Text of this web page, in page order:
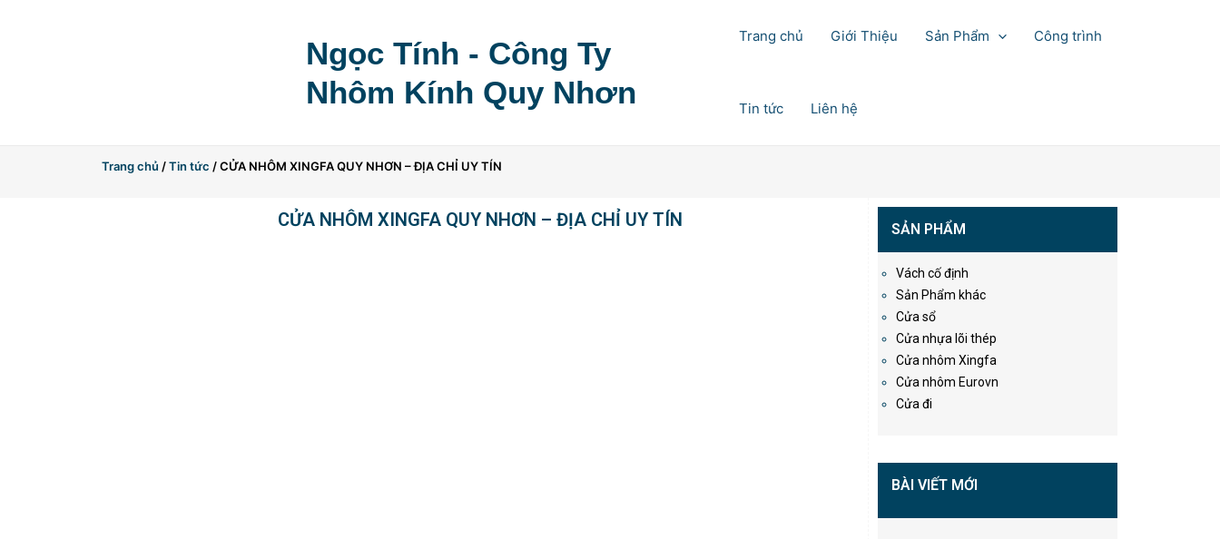
Ngọc Tính - Công Ty
Nhôm Kính Quy Nhơn
Trang chủ Giới Thiệu Sản Phẩm Công trình
Tin tức Liên hệ
Trang chủ /Tin tức / CỬA NHÔM XINGFA QUY NHƠN – ĐỊA CHỈ UY TÍN
CỬA NHÔM XINGFA QUY NHƠN – ĐỊA CHỈ UY TÍN SẢN PHẨM
Vách cố định
Sản Phẩm khác
Cửa sổ
Cửa nhựa lõi thép
Cửa nhôm Xingfa
Cửa nhôm Eurovn
Cửa đi
BÀI VIẾT MỚI